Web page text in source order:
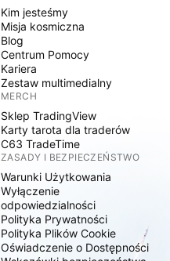
Kim jesteśmy
Misja kosmiczna
Blog
Centrum Pomocy
Kariera
Zestaw multimedialny
MERCH
Sklep TradingView
Karty tarota dla traderów
C63 TradeTime
ZASADY I BEZPIECZEŃSTWO
Warunki Użytkowania
Wyłączenie
odpowiedzialności
Polityka Prywatności
Polityka Plików Cookie
Oświadczenie o Dostępności